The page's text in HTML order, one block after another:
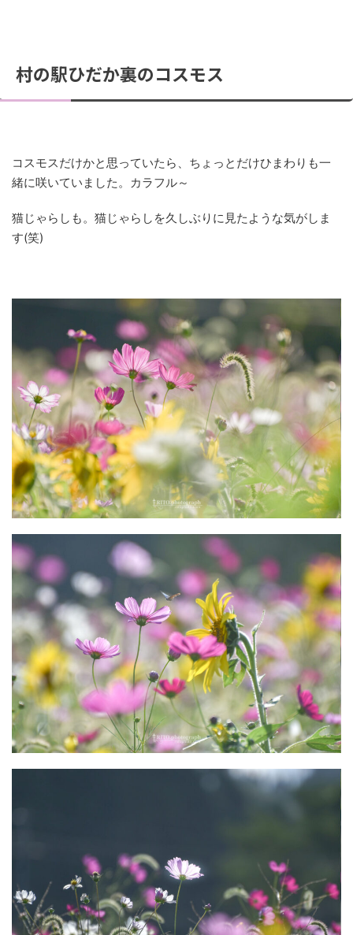
村の駅ひだか裏のコスモス
コスモスだけかと思っていたら、ちょっとだけひまわりも一
緒に咲いていました。カラフル～
猫じゃらしも。猫じゃらしを久しぶりに見たような気がしま
す(笑)